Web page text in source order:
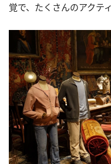
覚で、たくさんのアクテ